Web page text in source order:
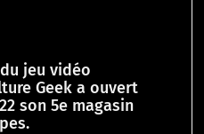
jeu vidéo
Geek a ouvert
son 5e magasin